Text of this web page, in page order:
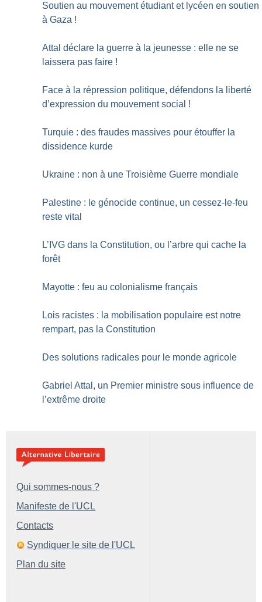
Soutien au mouvement étudiant et lycéen en soutien
à Gaza !
Attal déclare la guerre à la jeunesse : elle ne se
laissera pas faire !
Face à la répression politique, défendons la liberté
d’expression du mouvement social !
Turquie : des fraudes massives pour étouffer la
dissidence kurde
Ukraine : non à une Troisième Guerre mondiale
Palestine : le génocide continue, un cessez-le-feu
reste vital
L’IVG dans la Constitution, ou l’arbre qui cache la
forêt
Mayotte : feu au colonialisme français
Lois racistes : la mobilisation populaire est notre
rempart, pas la Constitution
Des solutions radicales pour le monde agricole
Gabriel Attal, un Premier ministre sous influence de
l’extrême droite
Qui sommes-nous ?
Manifeste de l'UCL
Contacts
Syndiquer le site de l'UCL
Plan du site